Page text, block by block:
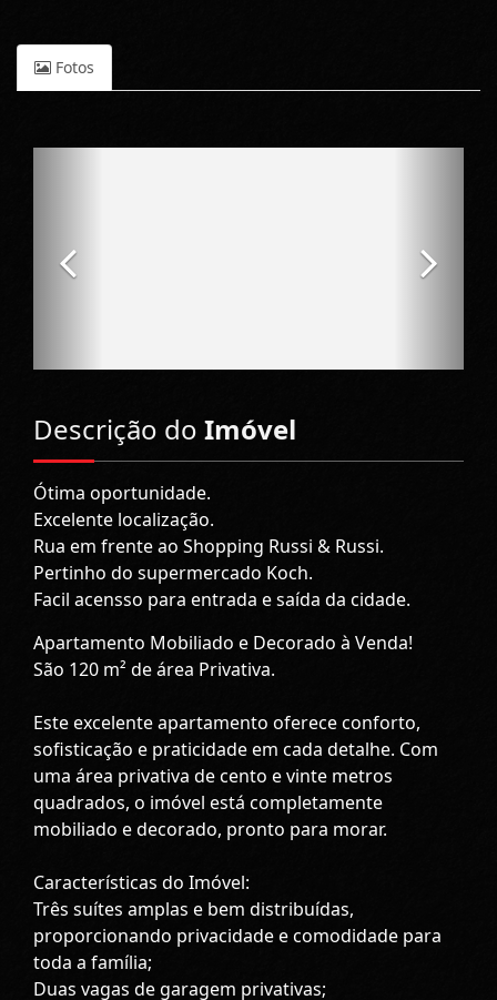
Fotos
Descrição do Imóvel
Ótima oportunidade.
Excelente localização.
Rua em frente ao Shopping Russi & Russi.
Pertinho do supermercado Koch.
Facil acensso para entrada e saída da cidade.
Apartamento Mobiliado e Decorado à Venda!
São 120 m² de área Privativa.
Este excelente apartamento oferece conforto,
sofisticação e praticidade em cada detalhe. Com
uma área privativa de cento e vinte metros
quadrados, o imóvel está completamente
mobiliado e decorado, pronto para morar.
Características do Imóvel:
Três suítes amplas e bem distribuídas,
proporcionando privacidade e comodidade para
toda a família;
Duas vagas de garagem privativas;